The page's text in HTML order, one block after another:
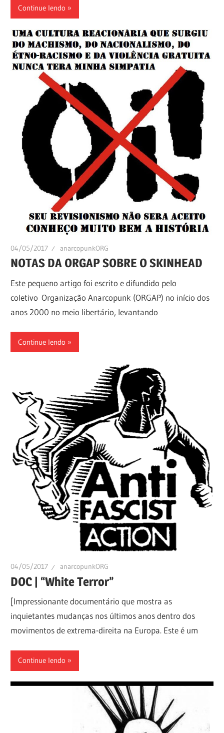
Continue lendo
04/05/2017 anarcopunkORG
NOTAS DA ORGAP SOBRE O SKINHEAD
Este pequeno artigo foi escrito e difundido pelo
coletivo Organização Anarcopunk (ORGAP) no início dos
anos 2000 no meio libertário, levantando
Continue lendo
04/05/2017 anarcopunkORG
DOC | “White Terror”
[Impressionante documentário que mostra as
inquietantes mudanças nos últimos anos dentro dos
movimentos de extrema-direita na Europa. Este é um
Continue lendo